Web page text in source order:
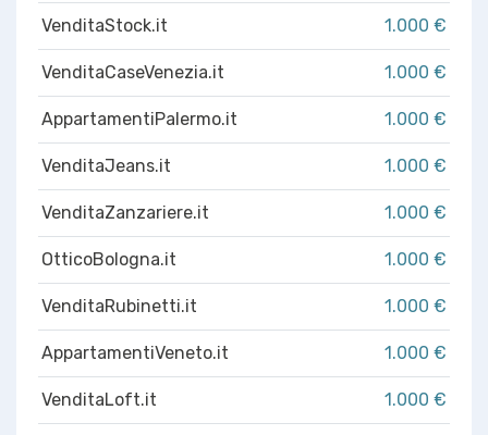
VenditaStock.it 1.000 €
VenditaCaseVenezia.it 1.000 €
AppartamentiPalermo.it 1.000 €
VenditaJeans.it 1.000 €
VenditaZanzariere.it 1.000 €
OtticoBologna.it 1.000 €
VenditaRubinetti.it 1.000 €
AppartamentiVeneto.it 1.000 €
VenditaLoft.it 1.000 €